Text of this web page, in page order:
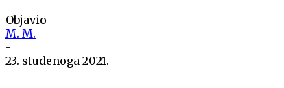
Objavio
M. M.
-
23. studenoga 2021.